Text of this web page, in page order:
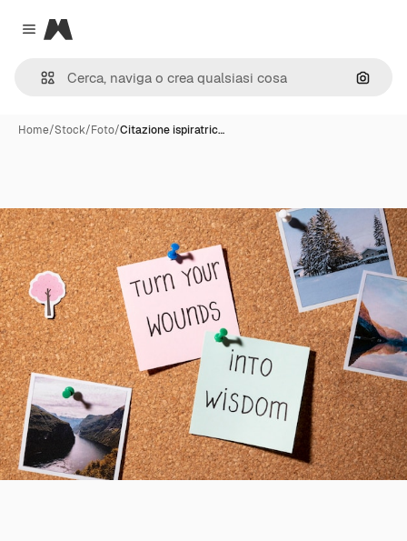
Close menu
Magnific
Cerca
Home/Stock/Foto/Citazione ispiratric…